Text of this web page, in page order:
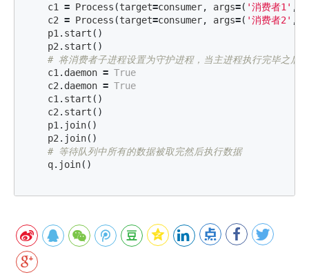
c1
= Process (target=consumer, args=( '消费者1' ,
c2 = Process (target=consumer, args=( '消费者2' ,
p1 . start ()
p2 . start ()
c1 . daemon = True
c2 . daemon = True
c1 . start ()
c2 . start ()
p1 . join()
p2 . join()
q. join()